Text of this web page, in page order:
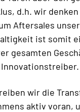
d.h. wir
Aftersales
ist somit
gesamten
wir die
aktiv voran,